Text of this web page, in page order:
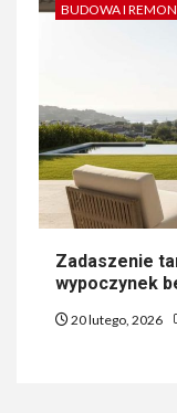
BUDOWA I
Zadaszenie
wypoczynek
20 lutego, 2026